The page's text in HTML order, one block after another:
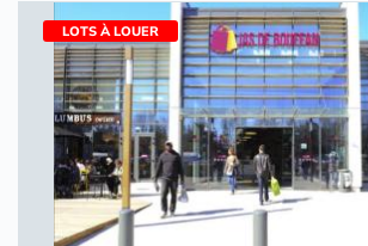
LOTS À LOUER